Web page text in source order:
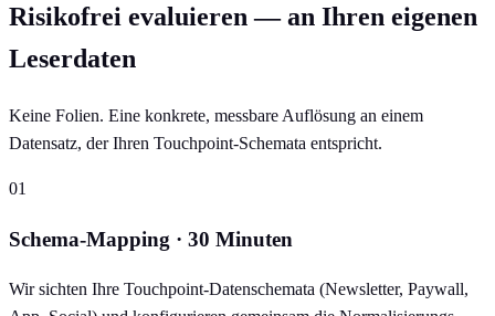
Risikofrei evaluieren — an Ihren eigenen
Leserdaten
Keine Folien. Eine konkrete, messbare Auflösung an einem
Datensatz, der Ihren Touchpoint-Schemata entspricht.
01
Schema-Mapping · 30 Minuten
Wir sichten Ihre Touchpoint-Datenschemata (Newsletter, Paywall,